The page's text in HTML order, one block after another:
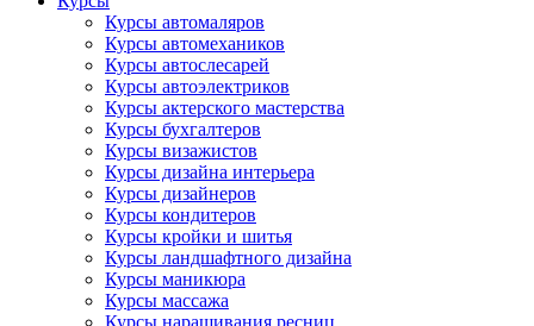
Курсы автомаляров
Курсы автомехаников
Курсы автослесарей
Курсы автоэлектриков
Курсы актерского мастерства
Курсы бухгалтеров
Курсы визажистов
Курсы дизайна интерьера
Курсы дизайнеров
Курсы кондитеров
Курсы кройки и шитья
Курсы ландшафтного дизайна
Курсы маникюра
Курсы массажа